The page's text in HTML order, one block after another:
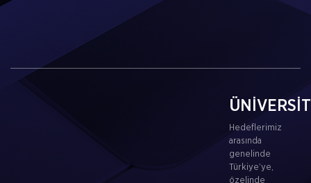
Hedeflerimiz
arasında
genelinde
Türkiye’ye,
özelinde